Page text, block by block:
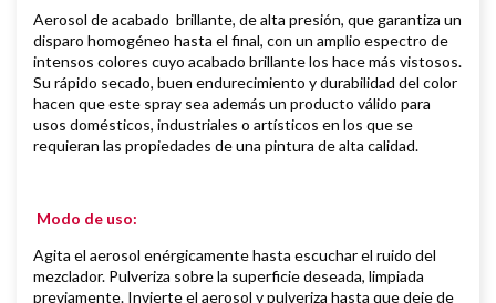
Aerosol deacabado brillante, dealta presión, que garantiza un
disparo homogéneo hasta el final, con un amplio espectro de
intensos colores cuyo acabado brillante los hace más vistosos.
Su rápido secado, buen endurecimiento y durabilidad del color
hacen que este spray sea además un producto válido para
usos domésticos, industriales o artísticos en los que se
requieran las propiedades de una pintura de alta calidad.
Modo de uso:
Agita el aerosol enérgicamente hasta escuchar el ruido del
mezclador. Pulveriza sobre la superficie deseada, limpiada
previamente. Invierte el aerosol y pulveriza hasta que deje de